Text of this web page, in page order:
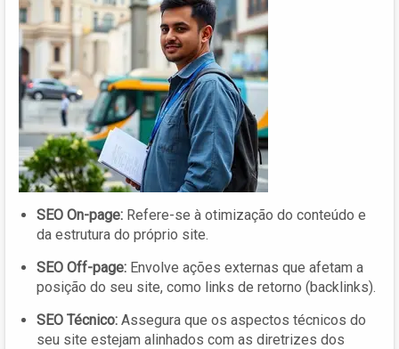
SEO On-page: Refere-se à otimização do conteúdo e
da estrutura do próprio site.
SEO Off-page: Envolve ações externas que afetam a
posição do seu site, como links de retorno (backlinks).
SEO Técnico: Assegura que os aspectos técnicos do
seu site estejam alinhados com as diretrizes dos